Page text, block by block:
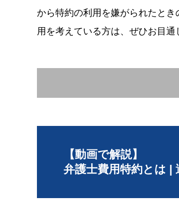
から特約の利用を嫌がられたと
用を考えている方は、ぜひお目通
【動画で解説】
弁護士費用特約とは |